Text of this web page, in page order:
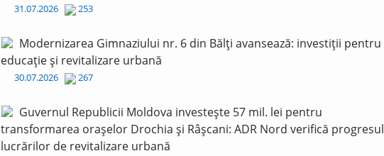
31.07.2026 253
Modernizarea Gimnaziului nr. 6 din Bălți avansează: investiții pentru
educație și revitalizare urbană
30.07.2026 267
Guvernul Republicii Moldova investește 57 mil. lei pentru
transformarea orașelor Drochia și Râșcani: ADR Nord verifică progresul
lucrărilor de revitalizare urbană